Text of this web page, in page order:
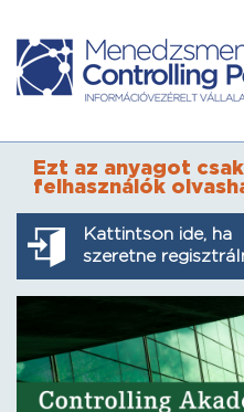
Ezt az anyagot
felhasználók
Kattintson ide, ha
szeretne